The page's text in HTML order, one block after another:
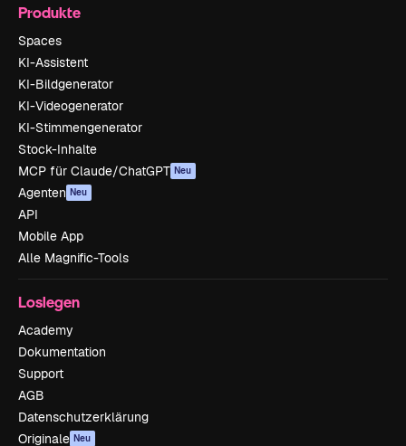
Produkte
Spaces
KI-Assistent
KI-Bildgenerator
KI-Videogenerator
KI-Stimmengenerator
Stock-Inhalte
MCP für Claude/ChatGPT Neu
Agenten Neu
API
Mobile App
Alle Magnific-Tools
Loslegen
Academy
Dokumentation
Support
AGB
Datenschutzerklärung
Originale Neu